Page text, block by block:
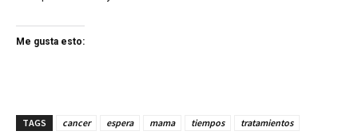
Me gusta esto:
TAGS cancer espera mama tiempos tratamientos